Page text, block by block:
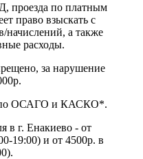
проезда по платным
право взыскать с
а также
расходы.
за нарушение
по ОСАГО и КАСКО*.
в г. Енакиево - от
19:00) и от 4500р. в